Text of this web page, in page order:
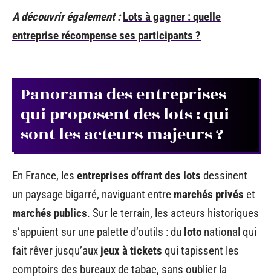
A découvrir également : Lots à gagner : quelle
entreprise récompense ses participants ?
Panorama des entreprises
qui proposent des lots : qui
sont les acteurs majeurs ?
En France, les entreprises offrant des lots dessinent
un paysage bigarré, naviguant entre marchés privés et
marchés publics. Sur le terrain, les acteurs historiques
s’appuient sur une palette d’outils : du loto national qui
fait rêver jusqu’aux jeux à tickets qui tapissent les
comptoirs des bureaux de tabac, sans oublier la